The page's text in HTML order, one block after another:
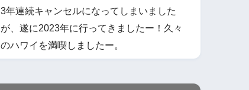
3年連続キャンセルになってしまいました
が、遂に2023年に行ってきましたー！久々
のハワイを満喫しましたー。